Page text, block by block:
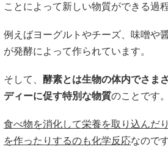
ことによって新しい物質ができる過
例えばヨーグルトやチーズ、味噌や
が発酵によって作られています。
そして、 酵素とは生物の体内でさま
ディーに促す特別な物質のことです。
食べ物を消化して栄養を取り込んだ
を作ったりするのも化学反応なので